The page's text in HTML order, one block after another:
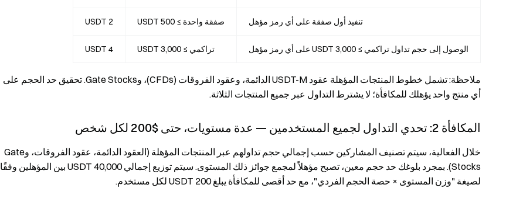
تنفيذ أول صفقة على أي رمز مؤهل صفقة واحدة ≥ 500 USDT 2 USDT
الوصول إلى حجم تداول تراكمي ≥ 3,000 USDT على أي رمز مؤهل تراكمي ≥ 3,000 USDT 4 USDT
ملاحظة: تشمل خطوط المنتجات المؤهلة عقود USDT-M الدائمة، وعقود الفروقات (CFDs)، وGate Stocks. تحقيق حد الحجم على
أي منتج واحد يؤهلك للمكافأة؛ لا يشترط التداول عبر جميع المنتجات الثلاثة.
المكافأة 2: تحدي التداول لجميع المستخدمين — عدة مستويات، حتى $200 لكل شخص
خلال الفعالية، سيتم تصنيف المشاركين حسب إجمالي حجم تداولهم عبر المنتجات المؤهلة (العقود الدائمة، عقود الفروقات، وGate
Stocks). بمجرد بلوغك حد حجم معين، تصبح مؤهلاً لمجمع جوائز ذلك المستوى. سيتم توزيع إجمالي 40,000 USDT بين المؤهلين وفقًا
لصيغة "وزن المستوى × حصة الحجم الفردي"، مع حد أقصى للمكافأة يبلغ 200 USDT لكل مستخدم.